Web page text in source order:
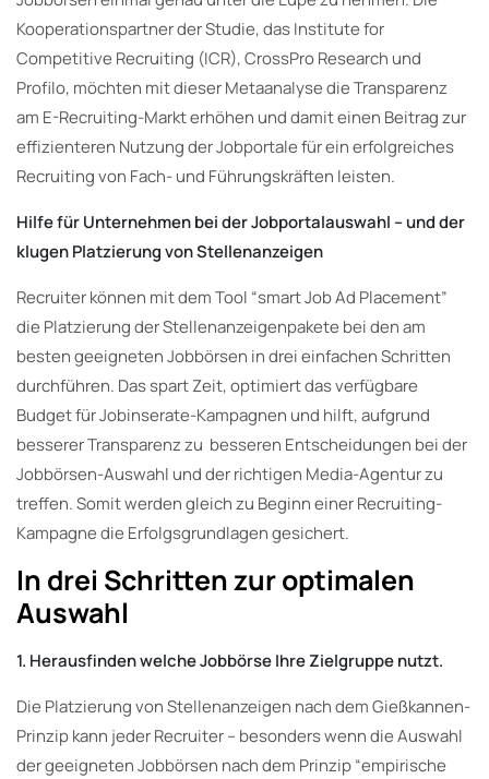
Kooperationspartner der Studie, das Institute for
Competitive Recruiting (ICR), CrossPro Research und
Profilo, möchten mit dieser Metaanalyse die Transparenz
am E-Recruiting-Markt erhöhen und damit einen Beitrag zur
effizienteren Nutzung der Jobportale für ein erfolgreiches
Recruiting von Fach- und Führungskräften leisten.
Hilfe für Unternehmen bei der Jobportalauswahl – und der
klugen Platzierung von Stellenanzeigen
Recruiter können mit dem Tool “smart Job Ad Placement”
die Platzierung der Stellenanzeigenpakete bei den am
besten geeigneten Jobbörsen in drei einfachen Schritten
durchführen. Das spart Zeit, optimiert das verfügbare
Budget für Jobinserate-Kampagnen und hilft, aufgrund
besserer Transparenz zu besseren Entscheidungen bei der
Jobbörsen-Auswahl und der richtigen Media-Agentur zu
treffen. Somit werden gleich zu Beginn einer Recruiting-
Kampagne die Erfolgsgrundlagen gesichert.
In drei Schritten zur optimalen
Auswahl
1. Herausfinden welche Jobbörse Ihre Zielgruppe nutzt.
Die Platzierung von Stellenanzeigen nach dem Gießkannen-
Prinzip kann jeder Recruiter – besonders wenn die Auswahl
der geeigneten Jobbörsen nach dem Prinzip “empirische